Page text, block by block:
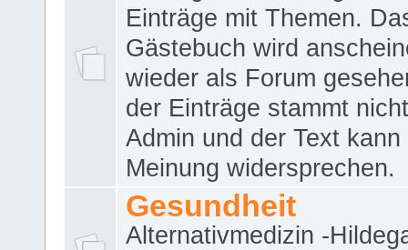
Einträge mit Themen.
Gästebuch wird
wieder als Forum
der Einträge stammt
Admin und der Text kann
Meinung widersprechen.
Gesundheit
Alternativmedizin -